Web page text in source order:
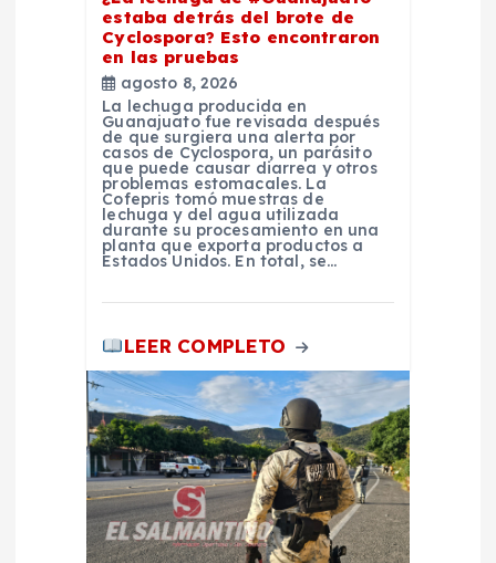
estaba detrás del brote de
Cyclospora? Esto encontraron
en las pruebas
agosto 8, 2026
La lechuga producida en
Guanajuato fue revisada después
de que surgiera una alerta por
casos de Cyclospora, un parásito
que puede causar diarrea y otros
problemas estomacales. La
Cofepris tomó muestras de
lechuga y del agua utilizada
durante su procesamiento en una
planta que exporta productos a
Estados Unidos. En total, se…
LEER COMPLETO